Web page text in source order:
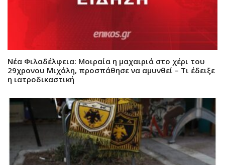
Νέα Φιλαδέλφεια: Μοιραία η μαχαιριά στο χέρι του
29χρονου Μιχάλη, προσπάθησε να αμυνθεί – Τι έδειξε
η ιατροδικαστική